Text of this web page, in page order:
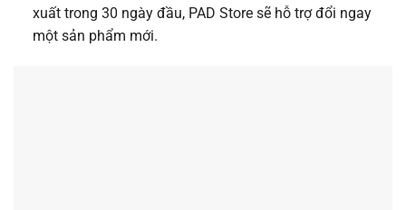
xuất trong 30 ngày đầu, PAD Store sẽ hỗ trợ đổi ngay
một sản phẩm mới.